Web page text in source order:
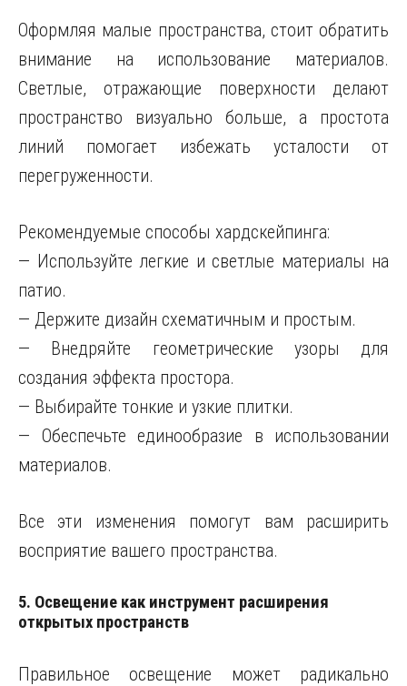
Оформляя малые пространства, стоит обратить
внимание на использование материалов.
Светлые, отражающие поверхности делают
пространство визуально больше, а простота
линий помогает избежать усталости от
перегруженности.
Рекомендуемые способы хардскейпинга:
— Используйте легкие и светлые материалы на
патио.
— Держите дизайн схематичным и простым.
— Внедряйте геометрические узоры для
создания эффекта простора.
— Выбирайте тонкие и узкие плитки.
— Обеспечьте единообразие в использовании
материалов.
Все эти изменения помогут вам расширить
восприятие вашего пространства.
5. Освещение как инструмент расширения
открытых пространств
Правильное освещение может радикально